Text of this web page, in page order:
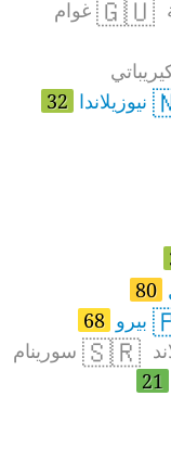
🇬🇺غوام
نيوزيلاندا 32
80
بيرو 68
🇸🇷سورينام
21